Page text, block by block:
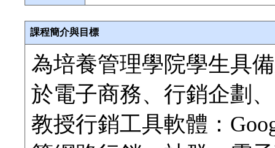
課程簡介與目標
為培養管理學院學生具
於電子商務、行銷企劃
教授行銷工具軟體：